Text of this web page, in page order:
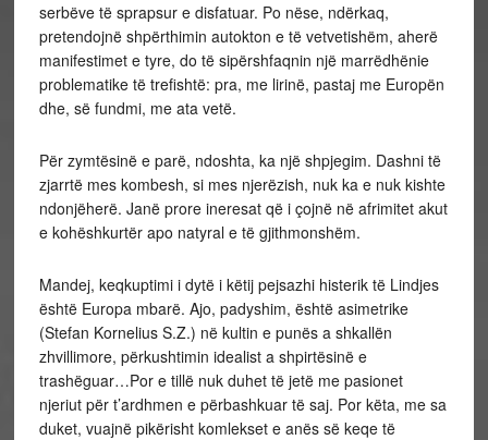
serbëve të sprapsur e disfatuar. Po nëse, ndërkaq,
pretendojnë shpërthimin autokton e të vetvetishëm, aherë
manifestimet e tyre, do të sipërshfaqnin një marrëdhënie
problematike të trefishtë: pra, me lirinë, pastaj me Europën
dhe, së fundmi, me ata vetë.
Për zymtësinë e parë, ndoshta, ka një shpjegim. Dashni të
zjarrtë mes kombesh, si mes njerëzish, nuk ka e nuk kishte
ndonjëherë. Janë prore ineresat që i çojnë në afrimitet akut
e kohëshkurtër apo natyral e të gjithmonshëm.
Mandej, keqkuptimi i dytë i këtij pejsazhi histerik të Lindjes
është Europa mbarë. Ajo, padyshim, është asimetrike
(Stefan Kornelius S.Z.) në kultin e punës a shkallën
zhvillimore, përkushtimin idealist a shpirtësinë e
trashëguar…Por e tillë nuk duhet të jetë me pasionet
njeriut për t’ardhmen e përbashkuar të saj. Por këta, me sa
duket, vuajnë pikërisht komlekset e anës së keqe të